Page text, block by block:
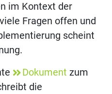
im Kontext der
Fragen offen und
scheint
Dokument zum
die